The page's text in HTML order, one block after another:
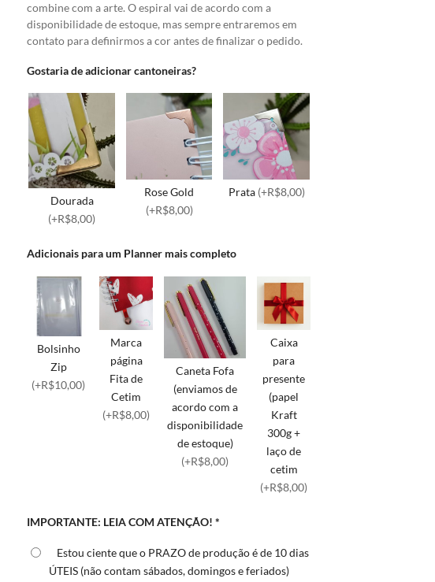
combine com a arte. O espiral vai de acordo com a
disponibilidade de estoque, mas sempre entraremos em
contato para definirmos a cor antes de finalizar o pedido.
Gostaria de adicionar cantoneiras?
Dourada
(+R$8,00)
Rose Gold
(+R$8,00)
Prata (+R$8,00)
Adicionais para um Planner mais completo
Bolsinho
Zip
(+R$10,00)
Marca
página
Fita de
Cetim
(+R$8,00)
Caneta Fofa
(enviamos de
acordo com a
disponibilidade
de estoque)
(+R$8,00)
Caixa
para
presente
(papel
Kraft
300g +
laço de
cetim
(+R$8,00)
IMPORTANTE: LEIA COM ATENÇÃO! *
Estou ciente que o PRAZO de produção é de 10 dias
ÚTEIS (não contam sábados, domingos e feriados)